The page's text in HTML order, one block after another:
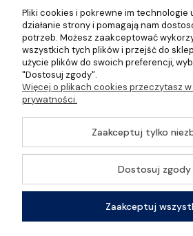
©2026 Wszelkie Prawa Zastrzeżone |
Wyposażenie gastronomii, restauracji
Szablon Master by
Pokaż pełną wersję
Sklep internetowy Shoper
Pliki cookies i pokrewne im technologie
działanie strony i pomagają nam
potrzeb. Możesz zaakceptować
wszystkich tych plików i przejść do
użycie plików do swoich preferencji,
"Dostosuj zgody".
Więcej o plikach cookies przeczytasz
prywatności.
Zaakceptuj tylko
Dostosuj zgody
Zaakceptuj